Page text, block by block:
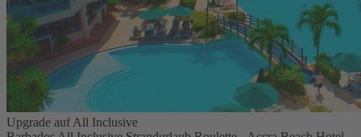
Upgrade auf All Inclusive